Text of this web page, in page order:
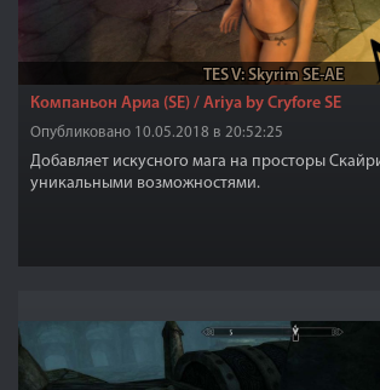
TES V: Skyrim SE-AE
Компаньон Ариа (SE) / Ariya by Cryfore SE
Опубликовано 10.05.2018 в 20:52:25
Добавляет искусного мага на просторы
уникальными возможностями.